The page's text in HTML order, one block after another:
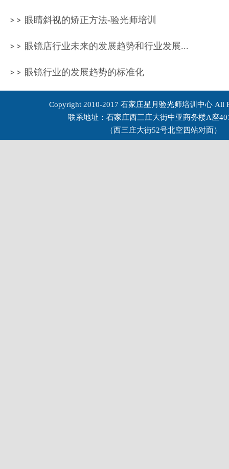
眼睛斜视的矫正方法-验光师培训
眼镜店行业未来的发展趋势和行业发展...
眼镜行业的发展趋势的标准化
Copyright 2010-2017 石家庄星月验光师培训中心 All
联系地址：石家庄西三庄大街中亚商务楼A座
（西三庄大街52号北空四站对面）